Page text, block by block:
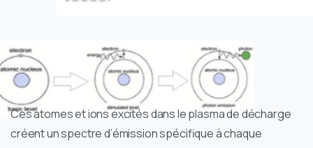
Ces atomes et ions excités dans le plasma de décharge
créent un spectre d’émission spécifique à chaque